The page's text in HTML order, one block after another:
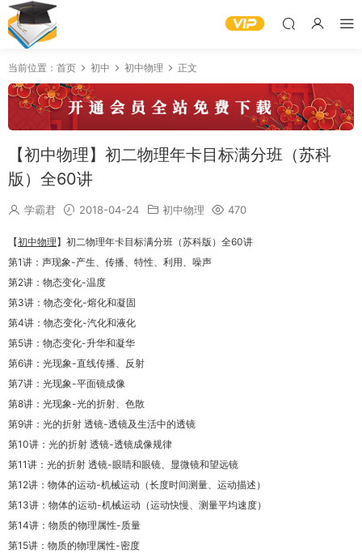
当前位置： 首页 初中 初中物理 正文
【初中物理】初二物理年卡目标满分班（苏科
版）全60讲
学霸君 2018-04-24 初中物理 470
【初中物理】初二物理年卡目标满分班（苏科版）全60讲
第1讲：声现象-产生、传播、特性、利用、噪声
第2讲：物态变化-温度
第3讲：物态变化-熔化和凝固
第4讲：物态变化-汽化和液化
第5讲：物态变化-升华和凝华
第6讲：光现象-直线传播、反射
第7讲：光现象-平面镜成像
第8讲：光现象-光的折射、色散
第9讲：光的折射 透镜-透镜及生活中的透镜
第10讲：光的折射 透镜-透镜成像规律
第11讲：光的折射 透镜-眼睛和眼镜、显微镜和望远镜
第12讲：物体的运动-机械运动（长度时间测量、运动描述）
第13讲：物体的运动-机械运动（运动快慢、测量平均速度）
第14讲：物质的物理属性-质量
第15讲：物质的物理属性-密度